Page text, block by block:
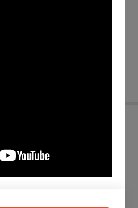
(五) 12:00至2026/4/23 (四)
費會員」購買
戲迷」早鳥：85折